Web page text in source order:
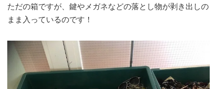
ただの箱ですが、鍵やメガネなどの落とし物が剥き出しの
まま入っているのです！